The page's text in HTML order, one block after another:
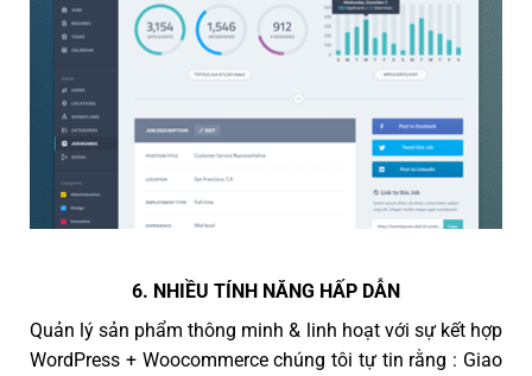
6. NHIỀU TÍNH NĂNG HẤP DẪN
Quản lý sản phẩm thông minh & linh hoạt với sự kết hợp
WordPress + Woocommerce chúng tôi tự tin rằng : Giao